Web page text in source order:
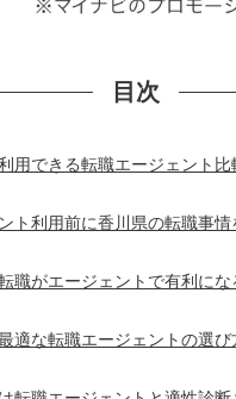
目次
用できる転職エージェント比
ト利用前に香川県の転職事情
職がエージェントで有利にな
適な転職エージェントの選び